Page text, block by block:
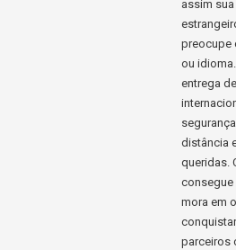
assim
preocupe
ou
entrega
distância
queridas.
consegue
mora em
parceiros